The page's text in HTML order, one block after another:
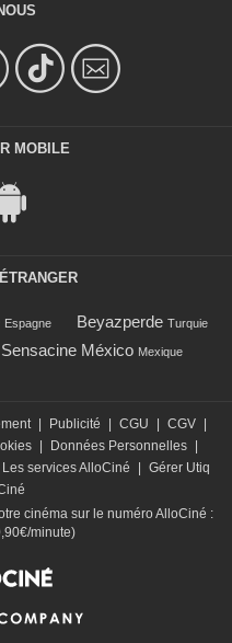
MOBILE
Espagne Beyazperde Turquie
Sensacine México Mexique
| Publicité | CGU | CGV |
| Données Personnelles |
Les services AlloCiné | Gérer Utiq
cinéma sur le numéro AlloCiné :
minute)